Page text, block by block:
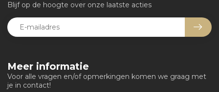
Meer informatie
Voor alle vragen en/of opmerkingen komen we graag met
je in contact!
Blijf op de hoogte over onze laatste acties